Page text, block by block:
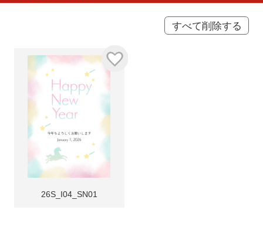
すべて削除する
26S_I04_SN01